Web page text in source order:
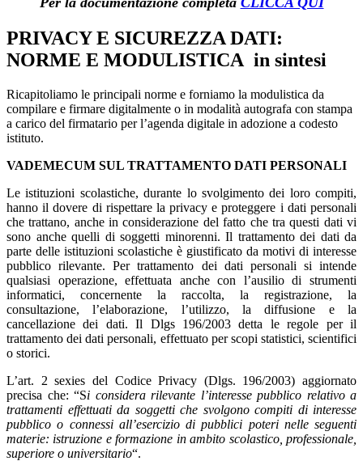
PRIVACY E SICUREZZA DATI:
NORME E MODULISTICA in sintesi
Ricapitoliamo le principali norme e forniamo la modulistica da
compilare e firmare digitalmente o in modalità autografa con stampa
a carico del firmatario per l’agenda digitale in adozione a codesto
istituto.
VADEMECUM SUL TRATTAMENTO DATI PERSONALI
Le istituzioni scolastiche, durante lo svolgimento dei loro compiti,
hanno il dovere di rispettare la privacy e proteggere i dati personali
che trattano, anche in considerazione del fatto che tra questi dati vi
sono anche quelli di soggetti minorenni. Il trattamento dei dati da
parte delle istituzioni scolastiche è giustificato da motivi di interesse
pubblico rilevante. Per trattamento dei dati personali si intende
qualsiasi operazione, effettuata anche con l’ausilio di strumenti
informatici, concernente la raccolta, la registrazione, la
consultazione, l’elaborazione, l’utilizzo, la diffusione e la
cancellazione dei dati. Il Dlgs 196/2003 detta le regole per il
trattamento dei dati personali, effettuato per scopi statistici, scientifici
o storici.
L’art. 2 sexies del Codice Privacy (Dlgs. 196/2003) aggiornato
precisa che: “Si considera rilevante l’interesse pubblico relativo a
trattamenti effettuati da soggetti che svolgono compiti di interesse
pubblico o connessi all’esercizio di pubblici poteri nelle seguenti
materie: istruzione e formazione in ambito scolastico, professionale,
superiore o universitario“.